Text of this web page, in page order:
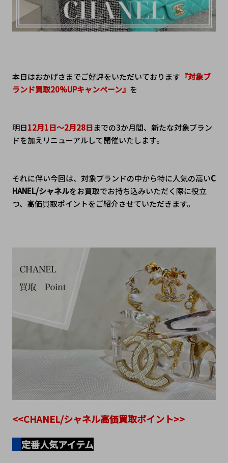
本日はおかげさまでご好評をいただいております 『対象ブ
ランド買取20%UPキャンペーン』 を
明日12月1日～2月28日までの3か月間、新たな対象ブラン
ドを加えリニューアルして開催いたします。
それに伴い今回は、対象ブランドの中から特に人気の高いC
HANEL/シャネルをお買取でお持ち込みいただく際に役立
つ、高価買取ポイントをご紹介させていただきます。
<<CHANEL/シャネル高価買取ポイント>>
定番人気アイテム